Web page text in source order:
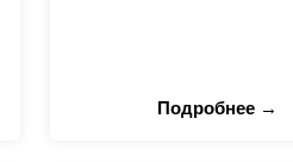
Подробнее →